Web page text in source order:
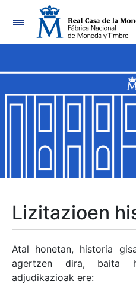
Nabigazioa
Erakutsi/Ezkutatu
Erakutsi/Ezkutatu
Erakutsi/Ezkutatu
Erakutsi/Ezkutatu
Lizitazioen
Atal honetan, historia
agertzen dira, baita
adjudikazioak ere: